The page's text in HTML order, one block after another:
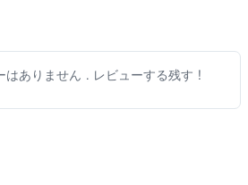
はありません . レビューする残す !